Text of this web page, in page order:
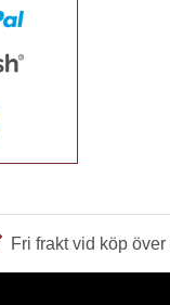
Fri frakt vid köp över